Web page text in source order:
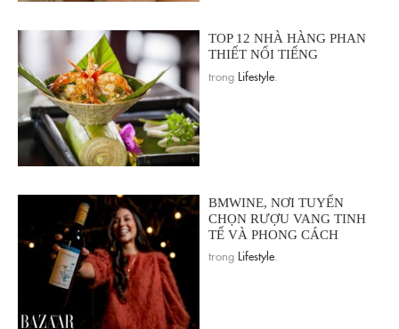
TOP 12 NHÀ HÀNG PHAN
THIẾT NỔI TIẾNG
trong Lifestyle
BMWINE, NƠI TUYỂN
CHỌN RƯỢU VANG TINH
TẾ VÀ PHONG CÁCH
trong Lifestyle